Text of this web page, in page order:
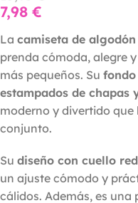
7,98 €
La camiseta de
prenda cómoda, alegre
más pequeños. Su
estampados de chapas
moderno y divertido
conjunto.
Su diseño con cuello
un ajuste cómodo y
cálidos. Además, es